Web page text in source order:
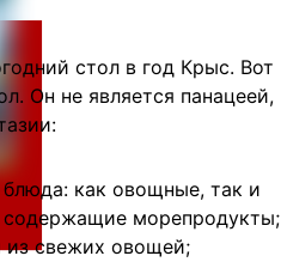
стол в год Крыс. Вот
Он не является панацеей,
блюда: как овощные, так и
содержащие морепродукты;
из свежих овощей;